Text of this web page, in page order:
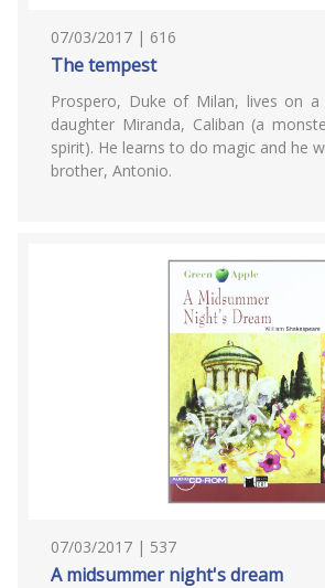
07/03/2017 | 616
The tempest
Prospero, Duke of Milan, lives on
daughter Miranda, Caliban (a
spirit). He learns to do magic and he
brother, Antonio.
07/03/2017 | 537
A midsummer night's dream